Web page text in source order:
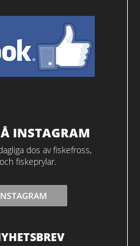
INSTAGRAM
dos av fiskefross,
fiskeprylar.